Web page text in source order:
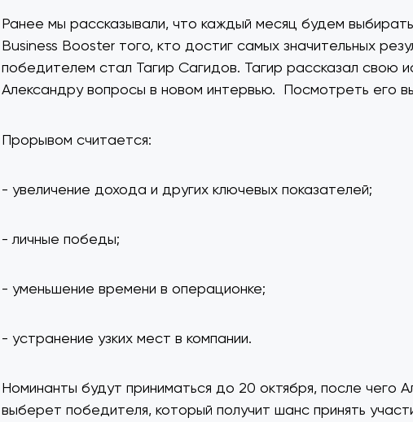
Ранее мы рассказывали, что каждый месяц будем
Business Booster того, кто достиг самых значительных
победителем стал Тагир Сагидов. Тагир рассказал свою
Александру вопросы в новом интервью. Посмотреть его
Прорывом считается:
- увеличение дохода и других ключевых показателей;
- личные победы;
- уменьшение времени в операционке;
- устранение узких мест в компании.
Номинанты будут приниматься до 20 октября, после чего
выберет победителя, который получит шанс принять